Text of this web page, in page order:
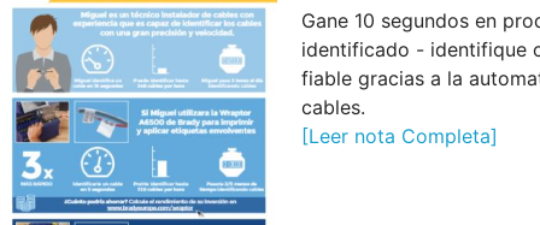
Gane 10 segundos en
identificado - identifique
fiable gracias a la
cables.
[Leer nota Completa]